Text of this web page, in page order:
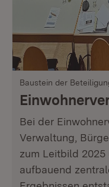
Baustein der
Bei der
Verwaltung,
zum Leitbild
aufbauend